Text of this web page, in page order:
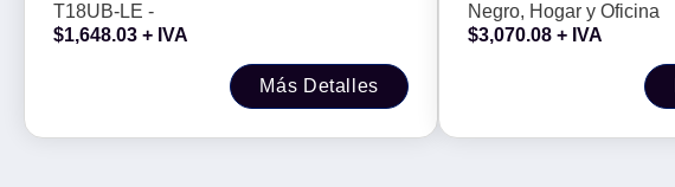
T18UB-LE -
$1,648.03 + IVA
Más Detalles
Negro, Hogar y Oficina
$3,070.08 + IVA